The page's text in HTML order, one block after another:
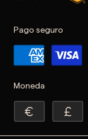
Pago seguro
Moneda